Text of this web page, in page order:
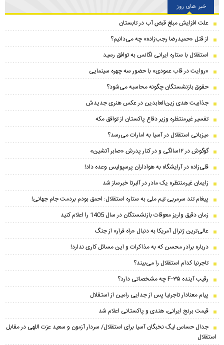
خبر های روز
علت افزایش مبلغ قبض آب در تابستان
از قتل «حمیدرضا رجب‌زاده» چه می‌دانیم؟
استقلال با ستاره ایرانی لگانس به توافق رسید
«روایت در قاب عمودی» با حضور سه چهره سینمایی
حقوق بازنشستگان چگونه محاسبه می‌شود؟
جذابیت هدی زین‌العابدین در عکس هنری جدیدش
تفسیر غیرمنتظره وزیر دفاع پاکستان از توافق مکه
میزبانی استقلال در آسیا به امارات می‌رسد؟
گوگوش در ۱۲سالگی و در کنار پدرش «صابر آتشین»
قلی‌زاده در آرایشگاه به هواداران پرسپولیس وعده داد!
زایمان غیرمنتظره یک مادر در آلبرتا خبرساز شد
پیغام تند سرمربی تیم ملی به ستاره استقلال: احمق بودم بردمت جام جهانی!
زمان دقیق واریز معوقات بازنشستگان در سال 1405 را اعلام کنید
عالی‌ترین ژنرال آمریکا به دنبال «راه فرار» از جنگ
درباره برادر محسن که به مذاکرات و این مسائل کاری ندارد!
تاجرنیا کدام استقلال را می‌بیند؟
رقیب آینده F-۳۵ چه مشخصاتی دارد؟
پیام معنادار تاجرنیا پس از جدایی رامین از استقلال
قیمت برنج ایرانی، هندی و پاکستانی اعلام شد
جدال حساس لیگ نخبگان آسیا برای استقلال/ سردار آزمون و سعید عزت اللهی در مقابل
استقلال